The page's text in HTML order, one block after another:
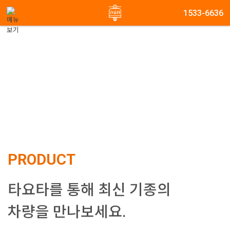
메뉴 건너뛰기
1533-6636
PRODUCT
타요타를 통해 최신 기종의
차량을 만나보세요.